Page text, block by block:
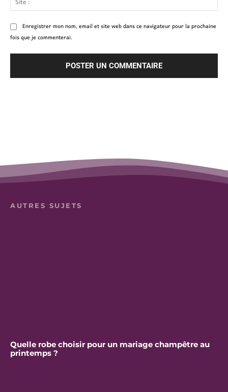
:
Enregistrer mon nom, email et site web dans ce navigateur pour la prochaine
fois que je commenterai.
AUTRES SUJETS
Quelle robe choisir pour un mariage champêtre au
printemps ?